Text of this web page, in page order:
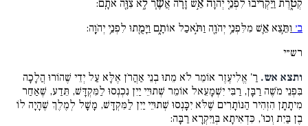
קְטֹ֑רֶת וַיַּקְרִ֜יבוּ לִפְנֵ֤י יְהֹוָה֙ אֵ֣שׁ זָרָ֔ה אֲשֶׁ֧ר לֹ֦א צִוָּ֖ה אֹתָֽם:
ב׳ וַתֵּ֥צֵא אֵ֛שׁ מִלִּפְנֵ֥י יְהֹוָ֖ה וַתֹּ֣אכַל אוֹתָ֑ם וַיָּמֻ֖תוּ לִפְנֵ֥י יְהֹוָֽה:
רש״י
ותצא אש. רַ' אֱלִיעֶזֶר אוֹמֵר לֹא מֵתוּ בְנֵי אַהֲרֹן אֶלָּא עַל יְדֵי שֶׁהוֹרוּ הֲלָכָה
בִּפְנֵי מֹשֶׁה רַבָּן, רַבִּי יִשְׁמָעֵאל אוֹמֵר שְׁתוּיֵי יַיִן נִכְנְסוּ לַמִּקְדָּשׁ, תֵּדַע, שֶׁאַחַר
מִיתָתָן הִזְהִיר הַנּוֹתָרִים שֶׁלֹּא יִכָּנְסוּ שְׁתוּיֵי יַיִן לַמִּקְדָּשׁ, מָשָׁל לְמֶלֶךְ שֶׁהָיָה לוֹ
בֶן בַּיִת וְכוּ', כִּדְאִיתָא בְּוַיִּקְרָא רַבָּה: